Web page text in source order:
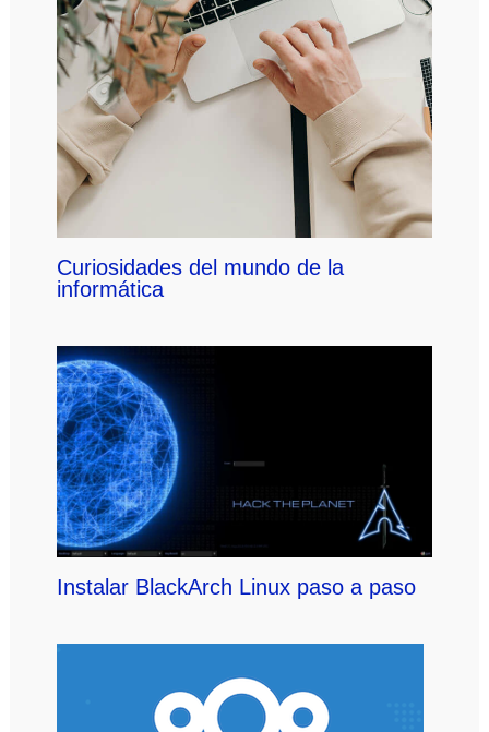
Curiosidades del mundo de la
informática
Instalar BlackArch Linux paso a paso